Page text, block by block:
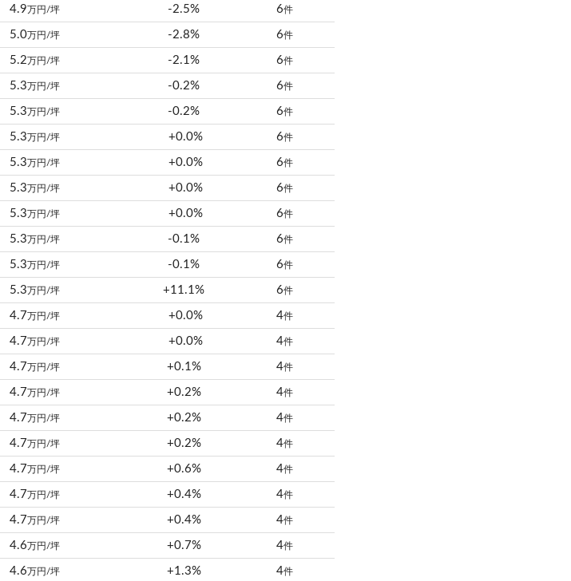
4.9万円/坪 -2.5% 6件
5.0万円/坪 -2.8% 6件
5.2万円/坪 -2.1% 6件
5.3万円/坪 -0.2% 6件
5.3万円/坪 -0.2% 6件
5.3万円/坪 +0.0% 6件
5.3万円/坪 +0.0% 6件
5.3万円/坪 +0.0% 6件
5.3万円/坪 +0.0% 6件
5.3万円/坪 -0.1% 6件
5.3万円/坪 -0.1% 6件
5.3万円/坪 +11.1% 6件
4.7万円/坪 +0.0% 4件
4.7万円/坪 +0.0% 4件
4.7万円/坪 +0.1% 4件
4.7万円/坪 +0.2% 4件
4.7万円/坪 +0.2% 4件
4.7万円/坪 +0.2% 4件
4.7万円/坪 +0.6% 4件
4.7万円/坪 +0.4% 4件
4.7万円/坪 +0.4% 4件
4.6万円/坪 +0.7% 4件
4.6万円/坪 +1.3% 4件